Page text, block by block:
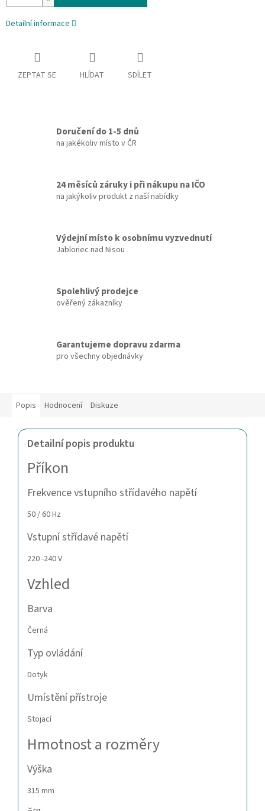
Detailní informace
ZEPTAT SE HLÍDAT SDÍLET
Doručení do 1-5 dnů
na jakékoliv místo v ČR
24 měsíců záruky i při nákupu na IČO
na jakýkoliv produkt z naší nabídky
Výdejní místo k osobnímu vyzvednutí
Jablonec nad Nisou
Spolehlivý prodejce
ověřený zákazníky
Garantujeme dopravu zdarma
pro všechny objednávky
Popis Hodnocení Diskuze
Detailní popis produktu
Příkon
Frekvence vstupního střídavého napětí
50 / 60 Hz
Vstupní střídavé napětí
220 -240 V
Vzhled
Barva
Černá
Typ ovládání
Dotyk
Umístění přístroje
Stojací
Hmotnost a rozměry
Výška
315 mm